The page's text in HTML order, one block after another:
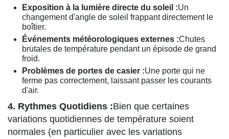
Exposition à la lumière directe du soleil :Un
changement d'angle de soleil frappant directement le
boîtier.
Événements météorologiques externes :Chutes
brutales de température pendant un épisode de grand
froid.
Problèmes de portes de casier :Une porte qui ne
ferme pas correctement, laissant passer les courants
d'air.
4. Rythmes Quotidiens :Bien que certaines
variations quotidiennes de température soient
normales (en particulier avec les variations